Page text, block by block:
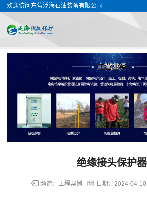
欢迎访问东营泛海石油装备有限公司
绝缘接头保护器
频道： 工程案例 日期： 2024-04-10